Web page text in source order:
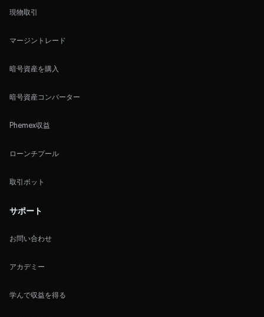
現物取引
マージントレード
暗号資産を購入
暗号資産コンバーター
Phemex収益
ローンチプール
取引ボット
サポート
お問い合わせ
アカデミー
学んで収益を得る